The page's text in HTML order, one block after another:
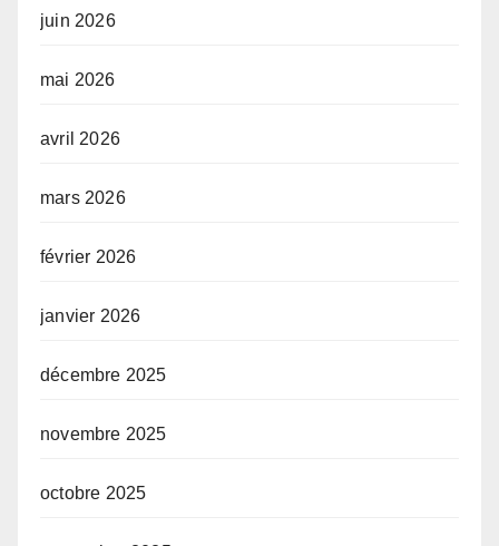
juin 2026
mai 2026
avril 2026
mars 2026
février 2026
janvier 2026
décembre 2025
novembre 2025
octobre 2025